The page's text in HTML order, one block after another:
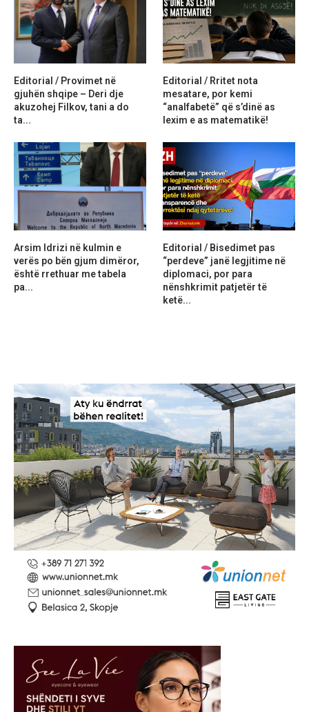
Editorial / Provimet në
gjuhën shqipe – Deri dje
akuzohej Filkov, tani a do
ta...
Editorial / Rritet nota
mesatare, por kemi
“analfabetë” që s’dinë as
lexim e as matematikë!
Arsim Idrizi në kulmin e
verës po bën gjum dimëror,
është rrethuar me tabela
pa...
Editorial / Bisedimet pas
“perdeve” janë legjitime në
diplomaci, por para
nënshkrimit patjetër të
ketë...